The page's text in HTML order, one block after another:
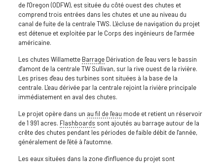
de l'Oregon (ODFW), est située du côté ouest des chutes et
comprend trois entrées dans les chutes et une au niveau du
canal de fuite de la centrale TWS. L'écluse de navigation du projet
est détenue et exploitée par le Corps des ingénieurs de l'armée
américaine.
Les chutes Willamette BarrageDérivation de l'eau vers le bassin
d'amont de la centrale TW Sullivan, sur la rive ouest de la rivière.
Les prises d'eau des turbines sont situées à la base de la
centrale. L'eau dérivée par la centrale rejoint la rivière principale
immédiatement en aval des chutes.
Le projet opère dans un au fil de l'eau mode et retient un réservoir
de 1 991 acres. Flashboards sont ajoutés au barrage autour de la
crête des chutes pendant les périodes de faible débit de l'année,
généralement de l'été à l'automne.
Les eaux situées dans la zone d'influence du projet sont